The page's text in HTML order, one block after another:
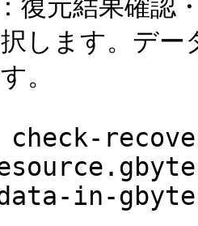
復元結果確認
します。デ
。
in-